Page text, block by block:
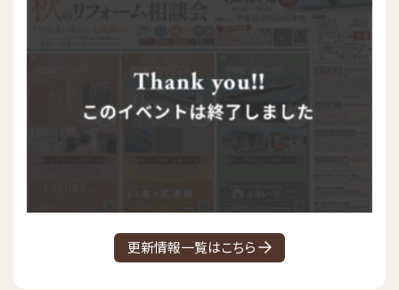
更新情報一覧はこちら